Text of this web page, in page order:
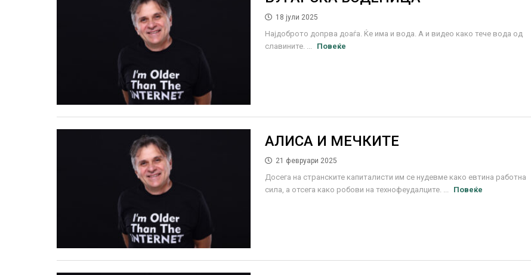
18 јули 2025
Најдоброто допрва доаѓа. Ќе има и вода. А и видео како тече вода од
славините. ...
Повеќе
АЛИСА И МЕЧКИТЕ
21 февруари 2025
Досега на странските капиталисти им се нудевме како евтина работна
сила, а отсега како робови на технофеудалците. ...
Повеќе